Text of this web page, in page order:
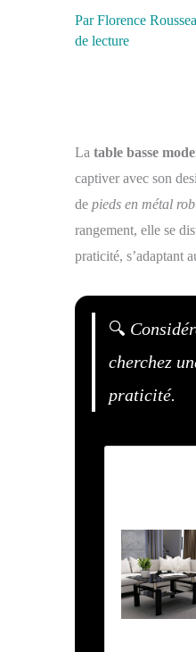
ParFlorence
de lecture
La table basse
captiver avec son
de pieds en métal
rangement, elle se
praticité, s’adaptant
🔍
cherchez
praticité.